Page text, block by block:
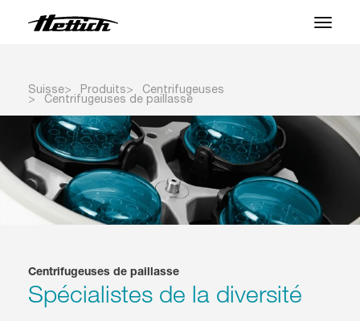
Applications
Marques
Centre SAV
À propos
Actualités et Événements
Suisse Produits Centrifugeuses
Centrifugeuses de paillasse
Centrifugeuses de paillasse
Spécialistes de la diversité